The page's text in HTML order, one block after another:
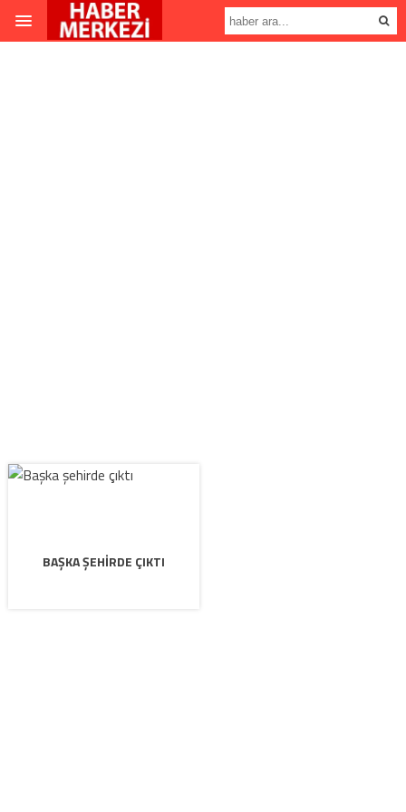
BAŞKA ŞEHIRDE ÇIKTI